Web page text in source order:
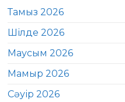
Тамыз 2026
Шілде 2026
Маусым 2026
Мамыр 2026
Сәуір 2026